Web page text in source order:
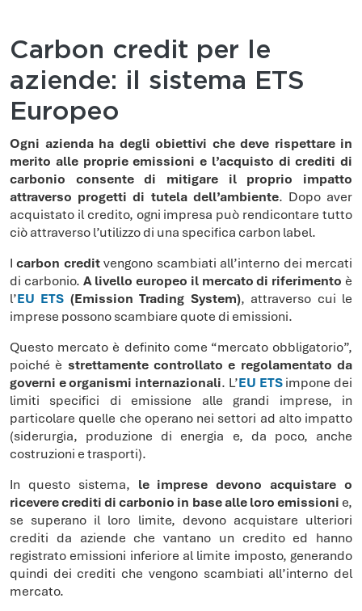
Carbon credit per le
aziende: il sistema ETS
Europeo
Ogni azienda ha degli obiettivi che deve rispettare in
merito alle proprie emissioni e l’acquisto di crediti di
carbonio consente di mitigare il proprio impatto
attraverso progetti di tutela dell’ambiente. Dopo aver
acquistato il credito, ogni impresa può rendicontare tutto
ciò attraverso l’utilizzo di una specifica carbon label.
Icarbon creditvengono scambiati all’interno dei mercati
di carbonio. A livello europeo il mercato di riferimento è
l’EU ETS (Emission Trading System), attraverso cui le
imprese possono scambiare quote di emissioni.
Questo mercato è definito come “mercato obbligatorio”,
poiché è strettamente controllato e regolamentato da
governi e organismi internazionali. L’EU ETSimpone dei
limiti specifici di emissione alle grandi imprese, in
particolare quelle che operano nei settori ad alto impatto
(siderurgia, produzione di energia e, da poco, anche
costruzioni e trasporti).
In questo sistema, le imprese devono acquistare o
ricevere crediti di carbonio in base alle loro emissioni e,
se superano il loro limite, devono acquistare ulteriori
crediti da aziende che vantano un credito ed hanno
registrato emissioni inferiore al limite imposto, generando
quindi dei crediti che vengono scambiati all’interno del
mercato.